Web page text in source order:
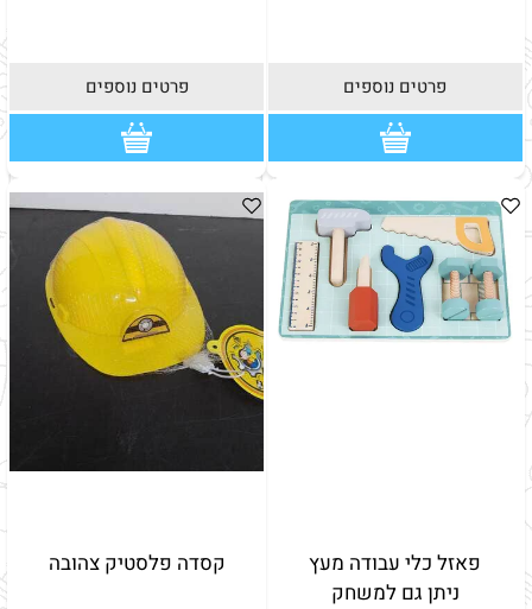
פרטים נוספים פרטים נוספים
פאזל כלי עבודה מעץ
ניתן גם למשחק
קסדה פלסטיק צהובה